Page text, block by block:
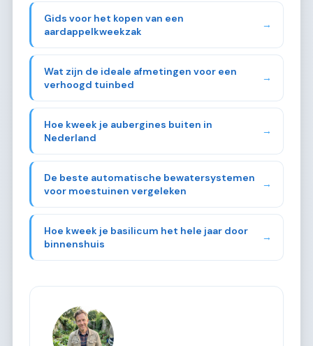
Gids voor het kopen van een
aardappelkweekzak
→
Wat zijn de ideale afmetingen voor een
verhoogd tuinbed
→
Hoe kweek je aubergines buiten in
Nederland
→
De beste automatische bewatersystemen
voor moestuinen vergeleken
→
Hoe kweek je basilicum het hele jaar door
binnenshuis
→